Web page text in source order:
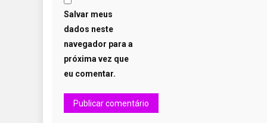
Salvar meus
dados neste
navegador para a
próxima vez que
eu comentar.